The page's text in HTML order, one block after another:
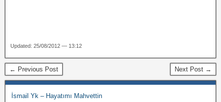
Updated: 25/08/2012 — 13:12
← Previous Post Next Post →
İsmail Yk – Hayatımı Mahvettin